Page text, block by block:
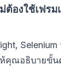
ต้องใช้เฟรม
Selenium
ห้คุณอธิบายขั้